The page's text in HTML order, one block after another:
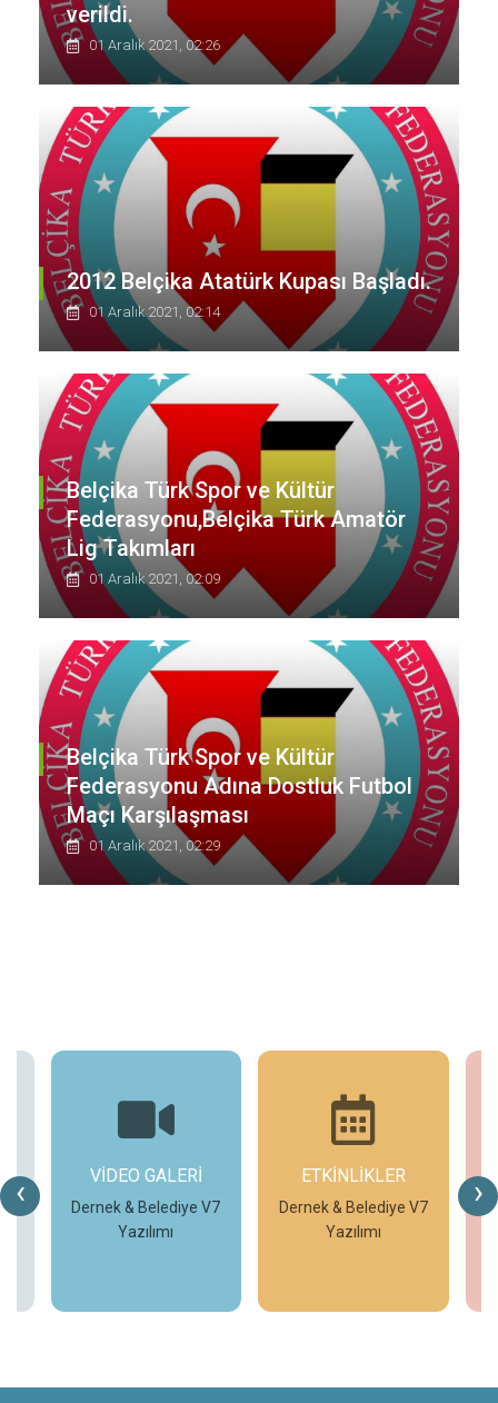
verildi.
01 Aralık 2021, 02:26
2012 Belçika Atatürk Kupası Başladı.
01 Aralık 2021, 02:14
Belçika Türk Spor ve Kültür
Federasyonu,Belçika Türk Amatör
Lig Takımları
01 Aralık 2021, 02:09
Belçika Türk Spor ve Kültür
Federasyonu Adına Dostluk Futbol
Maçı Karşılaşması
01 Aralık 2021, 02:29
‹ ›
ETKİNLİKLER
Dernek & Belediye V7
Yazılımı
GÜNCEL
DUYURULAR
Temek Meslek